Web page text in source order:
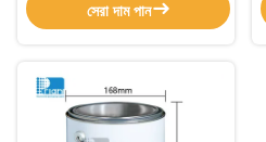
সেরা দাম পান